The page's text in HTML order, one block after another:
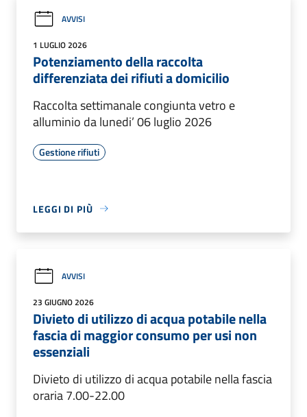
AVVISI
1 LUGLIO 2026
Potenziamento della raccolta
differenziata dei rifiuti a domicilio
Raccolta settimanale congiunta vetro e
alluminio da lunedi’ 06 luglio 2026
Gestione rifiuti
LEGGI DI PIÙ
AVVISI
23 GIUGNO 2026
Divieto di utilizzo di acqua potabile nella
fascia di maggior consumo per usi non
essenziali
Divieto di utilizzo di acqua potabile nella fascia
oraria 7.00-22.00